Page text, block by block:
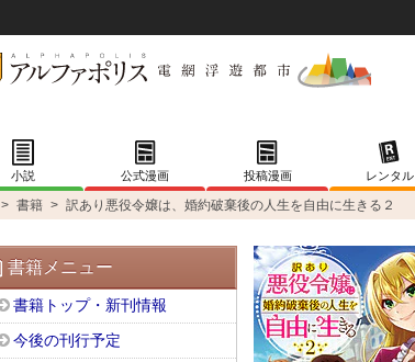
小説 公式漫画 投稿漫画 レンタル
> 書籍 > 訳あり悪役令嬢は、婚約破棄後の人生を自由に生きる２
書籍メニュー
書籍トップ・新刊情報
今後の刊行予定